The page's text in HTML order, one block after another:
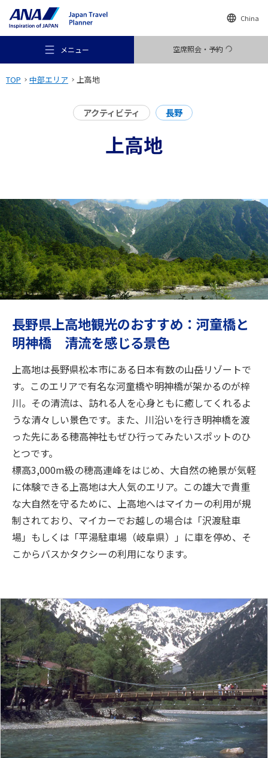
China
メニュー 空席照会・予約
行き先
旅のお役立ち情報
閉じる
TOP 中部エリア 上高地
アクティビティ 長野
上高地
長野県上高地観光のおすすめ：河童橋と
明神橋 清流を感じる景色
上高地は長野県松本市にある日本有数の山岳リゾートで
す。このエリアで有名な河童橋や明神橋が架かるのが梓
川。その清流は、訪れる人を心身ともに癒してくれるよ
うな清々しい景色です。また、川沿いを行き明神橋を渡
った先にある穂高神社もぜひ行ってみたいスポットのひ
とつです。
標高3,000m級の穂高連峰をはじめ、大自然の絶景が気軽
に体験できる上高地は大人気のエリア。この雄大で貴重
な大自然を守るために、上高地へはマイカーの利用が規
制されており、マイカーでお越しの場合は「沢渡駐車
場」もしくは「平湯駐車場（岐阜県）」に車を停め、そ
こからバスかタクシーの利用になります。